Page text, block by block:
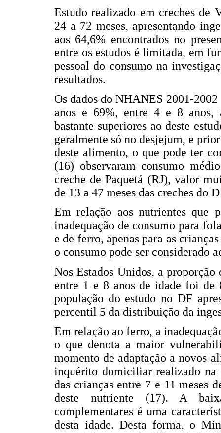
Estudo realizado em creches de
24 a 72 meses, apresentando
aos 64,6% encontrados no
entre os estudos é limitada, em
pessoal do consumo na
resultados.
Os dados do NHANES 2001-
anos e 69%, entre 4 e 8 anos,
bastante superiores ao deste
geralmente só no desjejum, e
deste alimento, o que pode ter
(16) observaram consumo
creche de Paquetá (RJ), valor
de 13 a 47 meses das creches do
Em relação aos nutrientes que
inadequação de consumo para
e de ferro, apenas para as
o consumo pode ser considerado
Nos Estados Unidos, a
entre 1 e 8 anos de idade foi
população do estudo no DF
percentil 5 da distribuição da
Em relação ao ferro, a
o que denota a maior
momento de adaptação a novos
inquérito domiciliar realizado na
das crianças entre 7 e 11 meses
deste nutriente (17). A
complementares é uma
desta idade. Desta forma, o